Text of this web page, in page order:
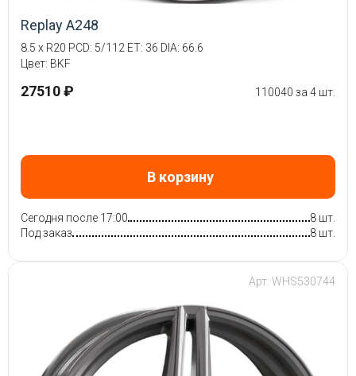
Replay A248
8.5 x R20 PCD: 5/112 ET: 36 DIA: 66.6
Цвет: BKF
27510 ₽ 110040 за 4 шт.
В корзину
Сегодня после 17:00
8 шт.
Под заказ
8 шт.
Арт: WHS530744